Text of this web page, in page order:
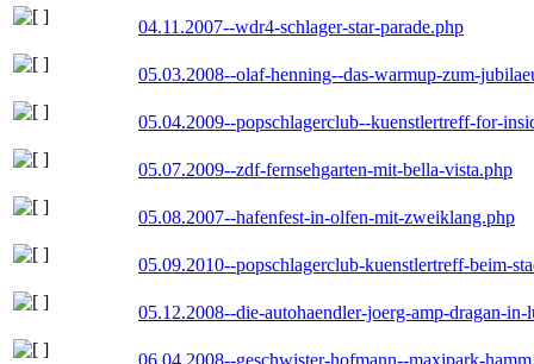
04.11.2007--wdr4-schlager-star-parade.php
05.03.2008--olaf-henning--das-warmup-zum-
05.04.2009--popschlagerclub--kuenstlertreff-for-
05.07.2009--zdf-fernsehgarten-mit-bella-vista.php
05.08.2007--hafenfest-in-olfen-mit-zweiklang.php
05.09.2010--popschlagerclub-kuenstlertreff-beim-
05.12.2008--die-autohaendler-joerg-amp-dragan-in-
06.04.2008--geschwister-hofmann--maxipark-